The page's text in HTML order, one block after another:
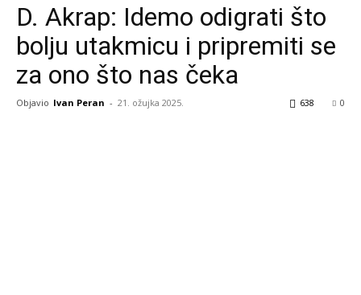
D. Akrap: Idemo odigrati što
bolju utakmicu i pripremiti se
za ono što nas čeka
Objavio Ivan Peran - 21. ožujka 2025. 0
638